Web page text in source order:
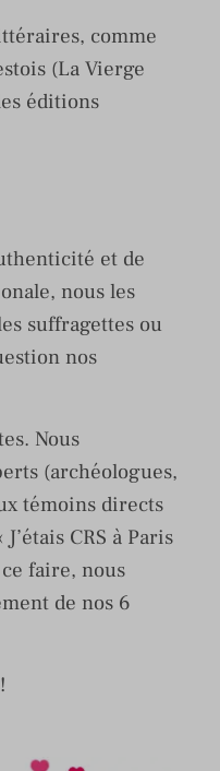
comme
(La Vierge
éditions
et de
nous les
suffragettes ou
nos
Nous
(archéologues,
témoins directs
CRS à Paris
faire, nous
de nos 6